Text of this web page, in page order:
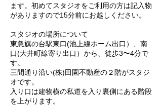
ます。初めてスタジオをご利用の方は記入物
がありますので15分前にお越しください。
スタジオの場所について
東急旗の台駅東口(池上線ホーム出口）、南
口(大井町線寄り出口）から、徒歩3〜4分で
す。
三間通り沿い(株)田園不動産の２階がスタジ
オです。
入り口は建物横の私道を入り裏側にある階段
を上がります。